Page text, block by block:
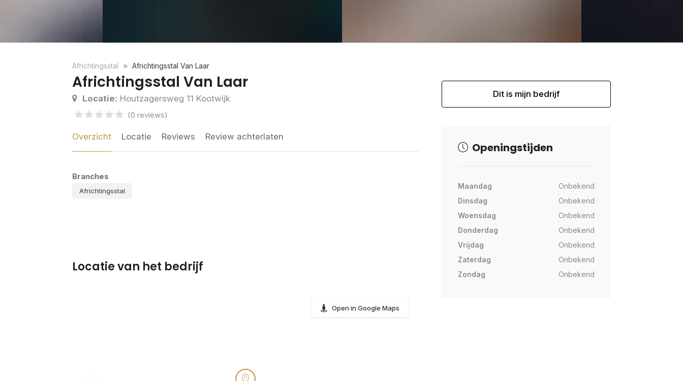
Africhtingsstal Africhtingsstal Van Laar
Africhtingsstal Van Laar
Locatie: Houtzagersweg 11 Kootwijk
(0 reviews)
Overzicht Locatie Reviews Review achterlaten
Branches
Africhtingsstal
Locatie van het bedrijf
Open in Google Maps
Dit is mijn bedrijf
Openingstijden
Maandag
Onbekend
Dinsdag
Onbekend
Woensdag
Onbekend
Donderdag
Onbekend
Vrijdag
Onbekend
Zaterdag
Onbekend
Zondag
Onbekend